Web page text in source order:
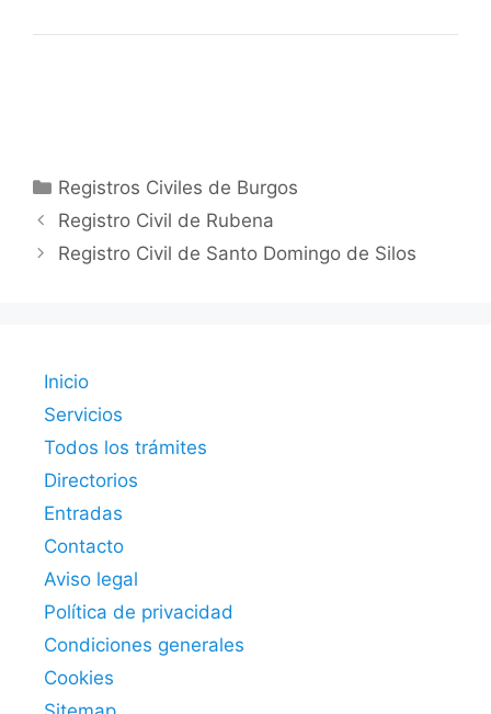
Categorías
Registros Civiles de Burgos
Registro Civil de Rubena
Registro Civil de Santo Domingo de Silos
Inicio
Servicios
Todos los trámites
Directorios
Entradas
Contacto
Aviso legal
Política de privacidad
Condiciones generales
Cookies